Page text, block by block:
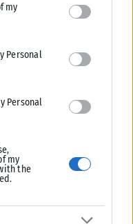
tags to use your data
consent section.
my
Personal
Personal
my
the
για το νέο
Πανεπιστημίου Πατρών
νέο αγγλόφωνο
Πατρών, με 168